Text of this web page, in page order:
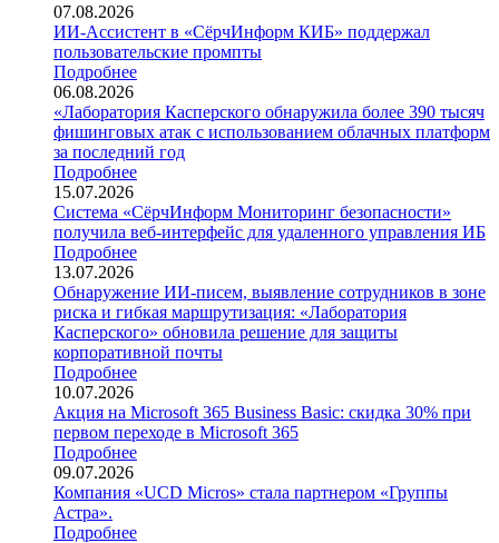
07.08.2026
ИИ-Ассистент в «СёрчИнформ КИБ» поддержал
пользовательские промпты
Подробнее
06.08.2026
«Лаборатория Касперского обнаружила более 390 тысяч
фишинговых атак с использованием облачных платформ
за последний год
Подробнее
15.07.2026
Система «СёрчИнформ Мониторинг безопасности»
получила веб-интерфейс для удаленного управления ИБ
Подробнее
13.07.2026
Обнаружение ИИ-писем, выявление сотрудников в зоне
риска и гибкая маршрутизация: «Лаборатория
Касперского» обновила решение для защиты
корпоративной почты
Подробнее
10.07.2026
Акция на Microsoft 365 Business Basic: скидка 30% при
первом переходе в Microsoft 365
Подробнее
09.07.2026
Компания «UCD Micros» стала партнером «Группы
Астра».
Подробнее